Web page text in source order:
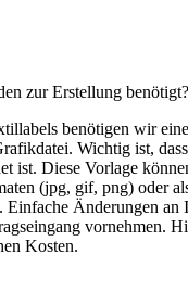
zur Erstellung benötigt?
benötigen wir
Wichtig ist,
ist. Diese Vorlage
(jpg, gif, png) oder
Einfache Änderungen
vornehmen.
Kosten.